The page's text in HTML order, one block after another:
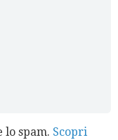
lo spam. Scopri